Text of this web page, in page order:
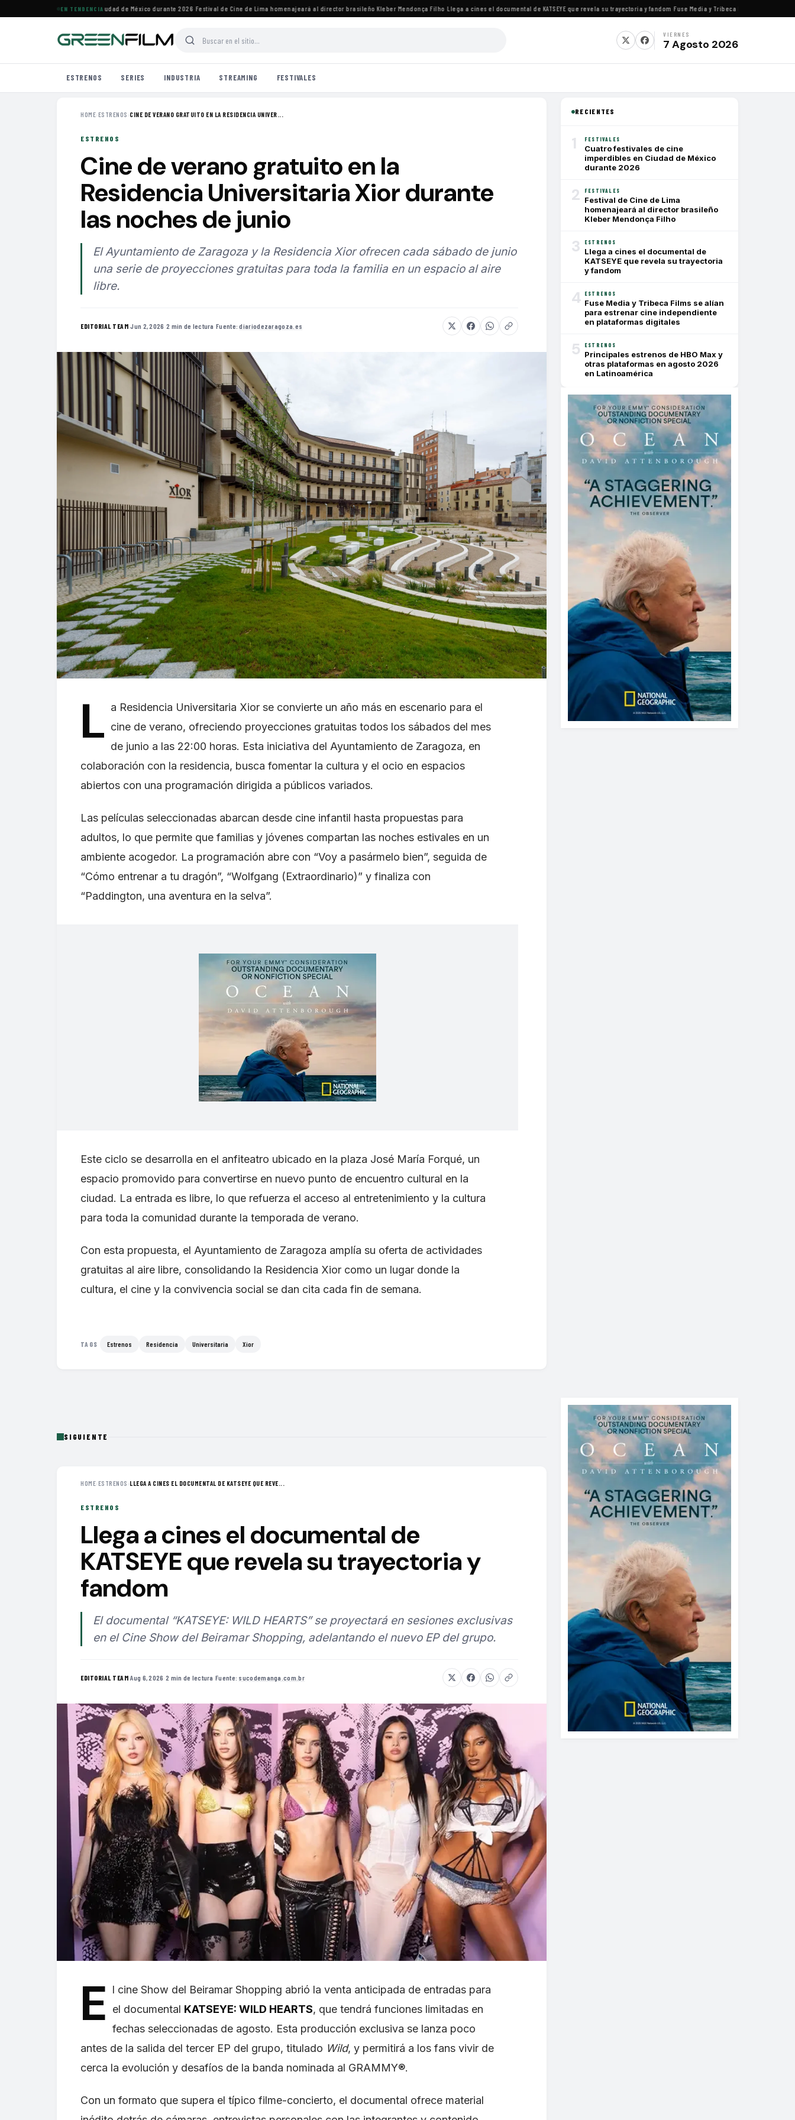
EN TENDENCIA
de cine imperdibles en Ciudad de México durante 2026·Festival de Cine de Lima homenajeará al director brasileño Kleber Mendonça Filho·Llega a cines el documental de KATSEYE que revela su trayectoria y fandom·Fuse Media y Tribeca Films se alían para
VIERNES
7 Agosto 2026
ESTRENOS SERIES INDUSTRIA STREAMING FESTIVALES
HOME›ESTRENOS ›CINE DE VERANO GRATUITO EN LA RESIDENCIA UNIVER...
ESTRENOS
Cine de verano gratuito en la
Residencia Universitaria Xior durante
las noches de junio
El Ayuntamiento de Zaragoza y la Residencia Xior ofrecen cada sábado de junio
una serie de proyecciones gratuitas para toda la familia en un espacio al aire
libre.
EDITORIAL TEAM·Jun 2, 2026 ·2 min de lectura ·Fuente:diariodezaragoza.es
L a Residencia Universitaria Xior se convierte un año más en escenario para el
cine de verano, ofreciendo proyecciones gratuitas todos los sábados del mes
de junio a las 22:00 horas. Esta iniciativa del Ayuntamiento de Zaragoza, en
colaboración con la residencia, busca fomentar la cultura y el ocio en espacios
abiertos con una programación dirigida a públicos variados.
Las películas seleccionadas abarcan desde cine infantil hasta propuestas para
adultos, lo que permite que familias y jóvenes compartan las noches estivales en un
ambiente acogedor. La programación abre con “Voy a pasármelo bien”, seguida de
“Cómo entrenar a tu dragón”, “Wolfgang (Extraordinario)” y finaliza con
“Paddington, una aventura en la selva”.
Este ciclo se desarrolla en el anfiteatro ubicado en la plaza José María Forqué, un
espacio promovido para convertirse en nuevo punto de encuentro cultural en la
ciudad. La entrada es libre, lo que refuerza el acceso al entretenimiento y la cultura
para toda la comunidad durante la temporada de verano.
Con esta propuesta, el Ayuntamiento de Zaragoza amplía su oferta de actividades
gratuitas al aire libre, consolidando la Residencia Xior como un lugar donde la
cultura, el cine y la convivencia social se dan cita cada fin de semana.
TAGS Estrenos Residencia Universitaria Xior
RECIENTES
1 FESTIVALES
Cuatro festivales de cine
imperdibles en Ciudad de México
durante 2026
2 FESTIVALES
Festival de Cine de Lima
homenajeará al director brasileño
Kleber Mendonça Filho
3 ESTRENOS
Llega a cines el documental de
KATSEYE que revela su trayectoria
y fandom
4 ESTRENOS
Fuse Media y Tribeca Films se alían
para estrenar cine independiente
en plataformas digitales
5 ESTRENOS
Principales estrenos de HBO Max y
otras plataformas en agosto 2026
en Latinoamérica
SIGUIENTE
HOME›ESTRENOS ›LLEGA A CINES EL DOCUMENTAL DE KATSEYE QUE REVE...
ESTRENOS
Llega a cines el documental de
KATSEYE que revela su trayectoria y
fandom
El documental “KATSEYE: WILD HEARTS” se proyectará en sesiones exclusivas
en el Cine Show del Beiramar Shopping, adelantando el nuevo EP del grupo.
EDITORIAL TEAM·Aug 6, 2026 ·2 min de lectura ·Fuente: sucodemanga.com.br
E
l cine Show del Beiramar Shopping abrió la venta anticipada de entradas para
el documental KATSEYE: WILD HEARTS, que tendrá funciones limitadas en
fechas seleccionadas de agosto. Esta producción exclusiva se lanza poco
antes de la salida del tercer EP del grupo, titulado Wild, y permitirá a los fans vivir de
cerca la evolución y desafíos de la banda nominada al GRAMMY®.
Con un formato que supera el típico filme-concierto, el documental ofrece material